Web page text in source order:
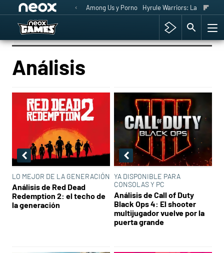
Among Us y Porno Hyrule Warriors: La Era del
Análisis
LO MEJOR DE LA GENERACIÓN
Análisis de Red Dead
Redemption 2: el techo de
la generación
YA DISPONIBLE PARA
CONSOLAS Y PC
Análisis de Call of Duty
Black Ops 4: El shooter
multijugador vuelve por la
puerta grande